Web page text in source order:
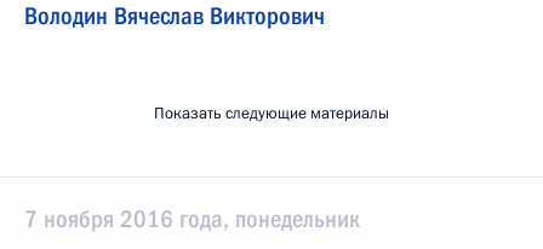
Володин Вячеслав Викторович
Показать следующие материалы
7 ноября 2016 года, понедельник